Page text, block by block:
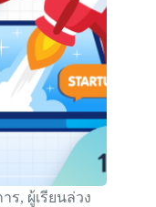
ร, ผู้เรียนล่วง